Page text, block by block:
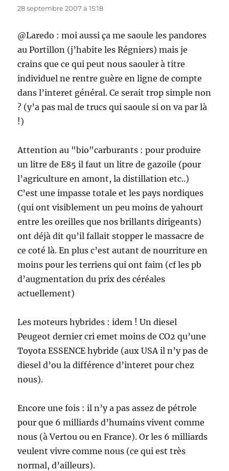
28 septembre 2007 à 15:18
@Laredo : moi aussi ça me saoule les pandores
au Portillon (j’habite les Régniers) mais je
crains que ce qui peut nous saouler à titre
individuel ne rentre guère en ligne de compte
dans l’interet général. Ce serait trop simple non
? (y’a pas mal de trucs qui saoule si on va par là
!)
Attention au "bio"carburants : pour produire
un litre de E85 il faut un litre de gazoile (pour
l’agriculture en amont, la distillation etc..)
C’est une impasse totale et les pays nordiques
(qui ont visiblement un peu moins de yahourt
entre les oreilles que nos brillants dirigeants)
ont déjà dit qu’il fallait stopper le massacre de
ce coté là. En plus c’est autant de nourriture en
moins pour les terriens qui ont faim (cf les pb
d’augmentation du prix des céréales
actuellement)
Les moteurs hybrides : idem ! Un diesel
Peugeot dernier cri emet moins de CO2 qu’une
Toyota ESSENCE hybride (aux USA il n’y pas de
diesel d’ou la différence d’interet pour chez
nous).
Encore une fois : il n’y a pas assez de pétrole
pour que 6 milliards d’humains vivent comme
nous (à Vertou ou en France). Or les 6 milliards
veulent vivre comme nous (ce qui est très
normal, d’ailleurs).